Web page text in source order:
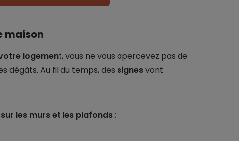
maison
logement, vous ne vous apercevez pas de
dégâts. Au fil du temps, des signesvont
les murs et les plafonds;